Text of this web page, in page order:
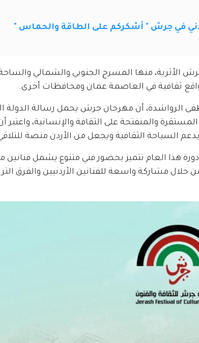
في جرش " أشكركم على الطاقة والحماس "
الأثرية، منها المسرح الجنوبي والشمالي
ثقافية في العاصمة عمان ومحافظات أخرى.
الرواشدة، أن مهرجان جرش يحمل رسالة الدولة
والمنفتحة على الثقافة والإنسانية، واعتبر
السياحة الثقافية ويجعل من الأردن منصة
هذا العام تتميز بحضور فني متنوع يشمل
خلال مشاركة واسعة للفنانين الأردنيين والفرق